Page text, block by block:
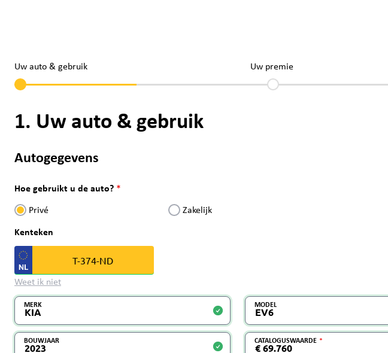
Uw auto & gebruik Uw premie
1. Uw auto & gebruik
Autogegevens
Hoe gebruikt u de auto?
Privé Zakelijk
Kenteken
Weet ik niet
MERK MODEL
BOUWJAAR CATALOGUSWAARDE